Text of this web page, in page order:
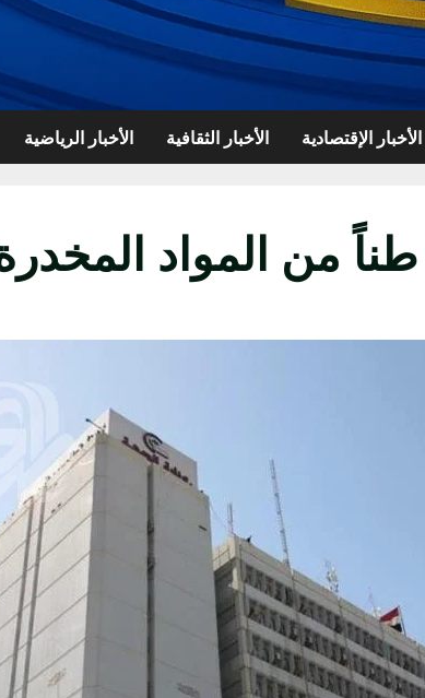
الأخبار الإقتصادية الأخبار الثقافية الأخبار الرياضية